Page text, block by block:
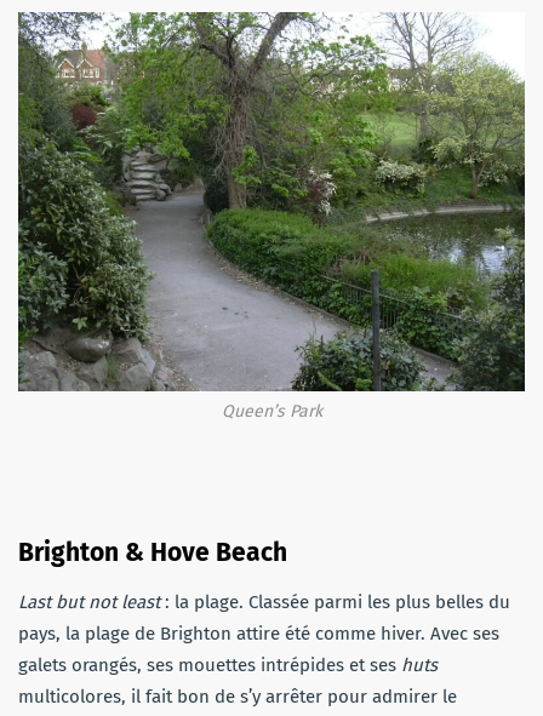
Queen’s Park
Brighton & Hove Beach
Last but not least: la plage. Classée parmi les plus belles du
pays, la plage de Brighton attire été comme hiver. Avec ses
galets orangés, ses mouettes intrépides et ses huts
multicolores, il fait bon de s’y arrêter pour admirer le